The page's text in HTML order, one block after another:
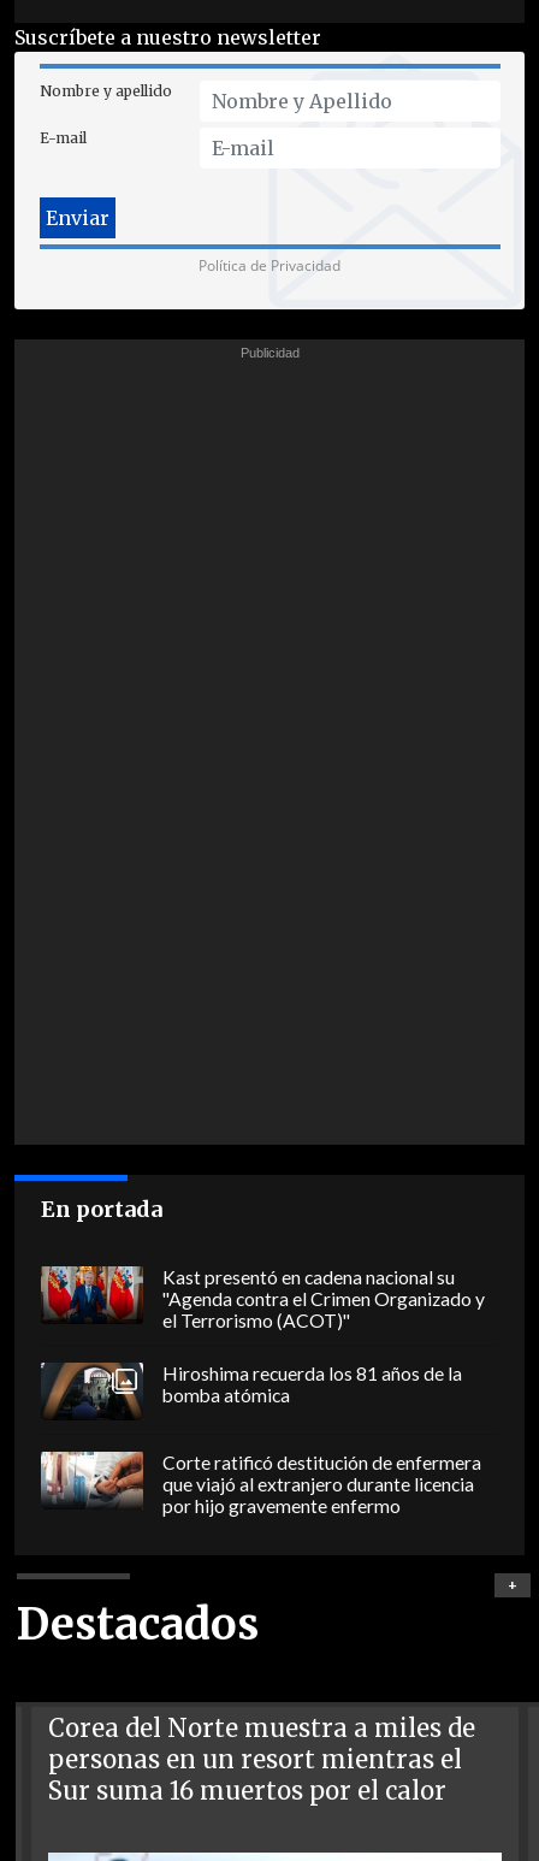
Suscríbete a nuestro newsletter
Nombre y apellido
E-mail
Política de Privacidad
En portada
Kast presentó en cadena nacional su
"Agenda contra el Crimen Organizado y
el Terrorismo (ACOT)"
Hiroshima recuerda los 81 años de la
bomba atómica
Corte ratificó destitución de enfermera
que viajó al extranjero durante licencia
por hijo gravemente enfermo
Destacados
+
Corea del Norte muestra a miles de
personas en un resort mientras el
Sur suma 16 muertos por el calor